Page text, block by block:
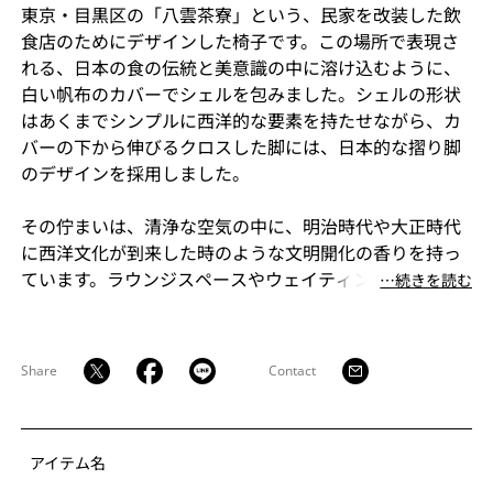
東京・目黒区の「八雲茶寮」という、民家を改装した飲
食店のためにデザインした椅子です。この場所で表現さ
れる、日本の食の伝統と美意識の中に溶け込むように、
白い帆布のカバーでシェルを包みました。シェルの形状
はあくまでシンプルに西洋的な要素を持たせながら、カ
バーの下から伸びるクロスした脚には、日本的な摺り脚
のデザインを採用しました。
その佇まいは、清浄な空気の中に、明治時代や大正時代
に西洋文化が到来した時のような文明開化の香りを持っ
ています。ラウンジスペースやウェイティングスペース
⋯続きを読む
Share Contact
アイテム名